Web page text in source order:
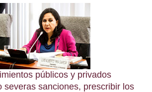
públicos y privados
severas sanciones, prescribir los